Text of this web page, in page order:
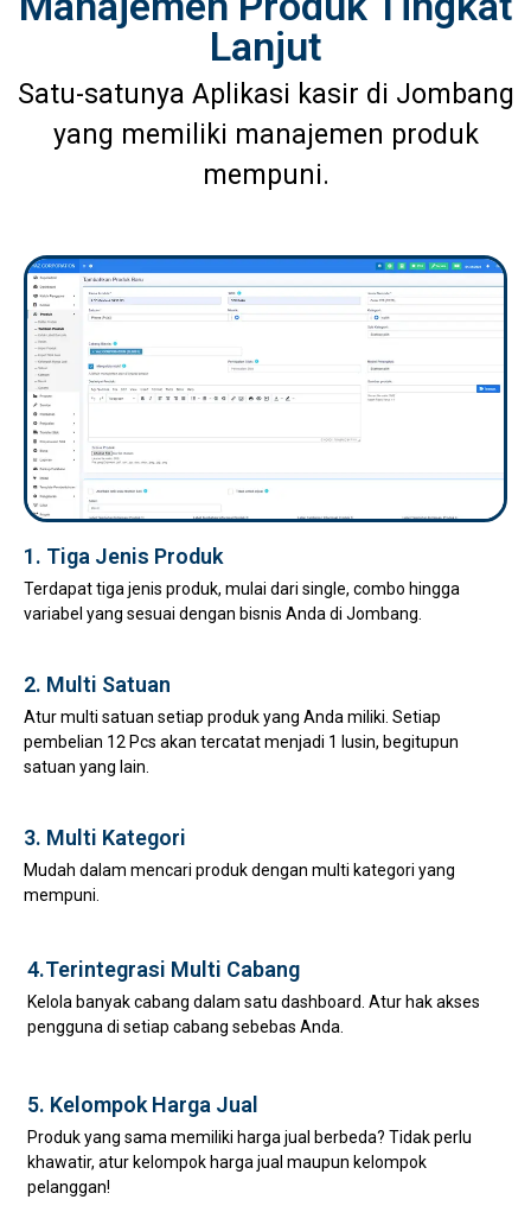
Lanjut
Satu-satunya Aplikasi kasir di Jombang
yang memiliki manajemen produk
mempuni.
1. Tiga Jenis Produk
Terdapat tiga jenis produk, mulai dari single, combo hingga
variabel yang sesuai dengan bisnis Anda di Jombang.
2. Multi Satuan
Atur multi satuan setiap produk yang Anda miliki. Setiap
pembelian 12 Pcs akan tercatat menjadi 1 lusin, begitupun
satuan yang lain.
3. Multi Kategori
Mudah dalam mencari produk dengan multi kategori yang
mempuni.
4.Terintegrasi Multi Cabang
Kelola banyak cabang dalam satu dashboard. Atur hak akses
pengguna di setiap cabang sebebas Anda.
5. Kelompok Harga Jual
Produk yang sama memiliki harga jual berbeda? Tidak perlu
khawatir, atur kelompok harga jual maupun kelompok
pelanggan!